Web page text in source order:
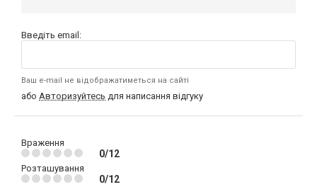
Введіть email:
Ваш e-mail не відображатиметься на сайті
або Авторизуйтесь для написання відгуку
Враження
0/12
Розташування
0/12